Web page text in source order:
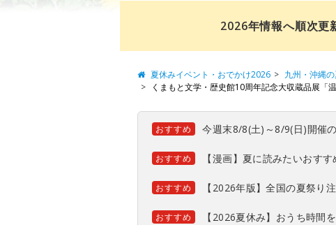
2026年情報へ順次更
夏休みイベント・おでかけ2026 九州・沖縄
くまもと文学・歴史館10周年記念大収蔵品展「
おすすめ 今週末8/8(土)～8/9(日)開催
おすすめ 【漫画】夏に読みたいおす
おすすめ 【2026年版】全国の夏祭り
おすすめ 【2026夏休み】おうち時間